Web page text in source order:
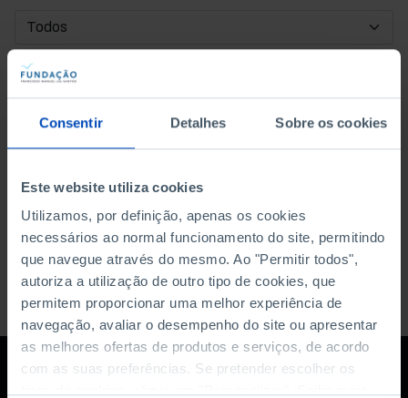
Consentir Detalhes Sobre os cookies
Este website utiliza cookies
Utilizamos, por definição, apenas os cookies
necessários ao normal funcionamento do site, permitindo
que navegue através do mesmo. Ao "Permitir todos",
autoriza a utilização de outro tipo de cookies, que
permitem proporcionar uma melhor experiência de
navegação, avaliar o desempenho do site ou apresentar
as melhores ofertas de produtos e serviços, de acordo
com as suas preferências. Se pretender escolher os
DATA DE INÍCIO
DATA DE FIM